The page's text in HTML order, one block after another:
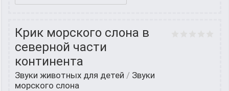
Крик морского слона в
северной части
континента
Звуки животных для детей / Звуки
морского слона